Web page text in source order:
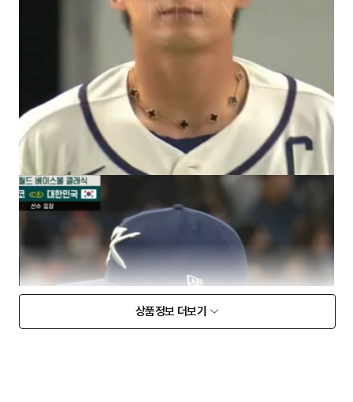
상품정보 더보기